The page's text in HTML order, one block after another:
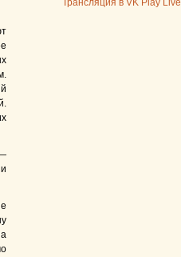
Трансляция в VK Play Live